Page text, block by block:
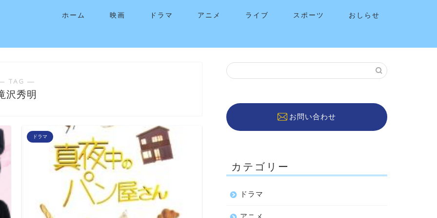
ホーム 映画 ドラマ アニメ ライブ スポーツ おしらせ
TAG ―
沢秀明
ドラマ
お問い合わせ
カテゴリー
ドラマ